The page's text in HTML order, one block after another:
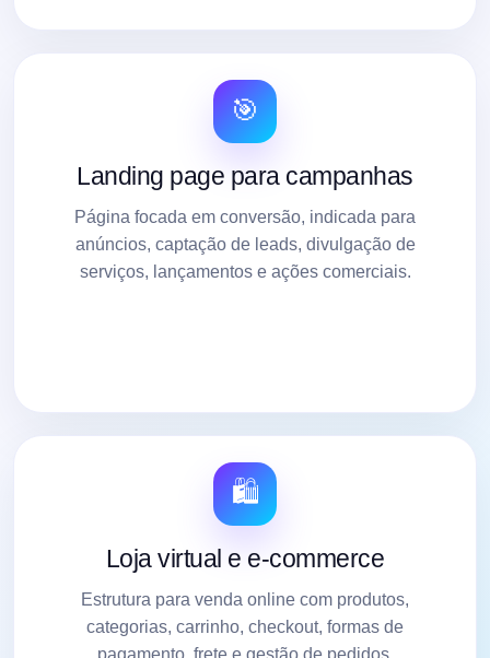
🎯
Landing page para campanhas
Página focada em conversão, indicada para
anúncios, captação de leads, divulgação de
serviços, lançamentos e ações comerciais.
🛍️
Loja virtual e e-commerce
Estrutura para venda online com produtos,
categorias, carrinho, checkout, formas de
pagamento, frete e gestão de pedidos.